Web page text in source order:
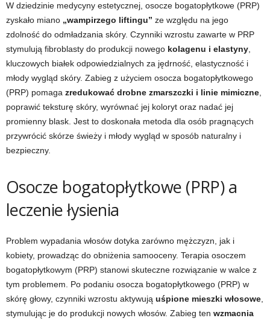
W dziedzinie medycyny estetycznej, osocze bogatopłytkowe (PRP)
zyskało miano „wampirzego liftingu” ze względu na jego
zdolność do odmładzania skóry. Czynniki wzrostu zawarte w PRP
stymulują fibroblasty do produkcji nowego kolagenu i elastyny
kluczowych białek odpowiedzialnych za jędrność, elastyczność i
młody wygląd skóry. Zabieg z użyciem osocza bogatopłytkowego
(PRP) pomaga zredukować drobne zmarszczki i linie mimiczne
poprawić teksturę skóry, wyrównać jej koloryt oraz nadać jej
promienny blask. Jest to doskonała metoda dla osób pragnących
przywrócić skórze świeży i młody wygląd w sposób naturalny i
bezpieczny.
Osocze bogatopłytkowe (PRP) a
leczenie łysienia
Problem wypadania włosów dotyka zarówno mężczyzn, jak i
kobiety, prowadząc do obniżenia samooceny. Terapia osoczem
bogatopłytkowym (PRP) stanowi skuteczne rozwiązanie w walce z
tym problemem. Po podaniu osocza bogatopłytkowego (PRP) w
skórę głowy, czynniki wzrostu aktywują uśpione mieszki włosowe
stymulując je do produkcji nowych włosów. Zabieg ten wzmacnia